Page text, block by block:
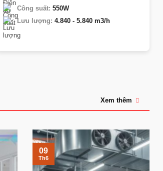
Công suất: 550W
Lưu lượng: 4.840 - 5.840 m3/h
Xem thêm
09
Th6